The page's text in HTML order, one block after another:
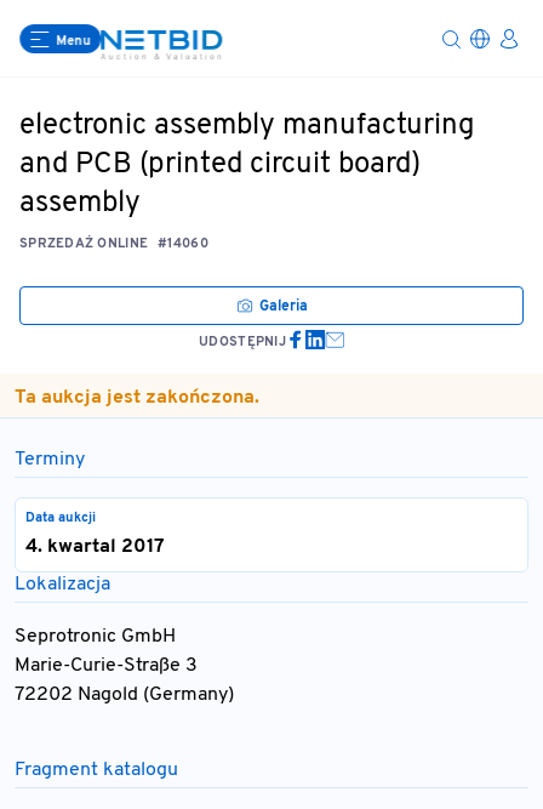
Menu
electronic assembly manufacturing
and PCB (printed circuit board)
assembly
SPRZEDAŻ ONLINE #14060
Galeria
UDOSTĘPNIJ
Ta aukcja jest zakończona.
Terminy
Data aukcji
4. kwartal 2017
Lokalizacja
Seprotronic GmbH
Marie-Curie-Straße 3
72202 Nagold (Germany)
Fragment katalogu